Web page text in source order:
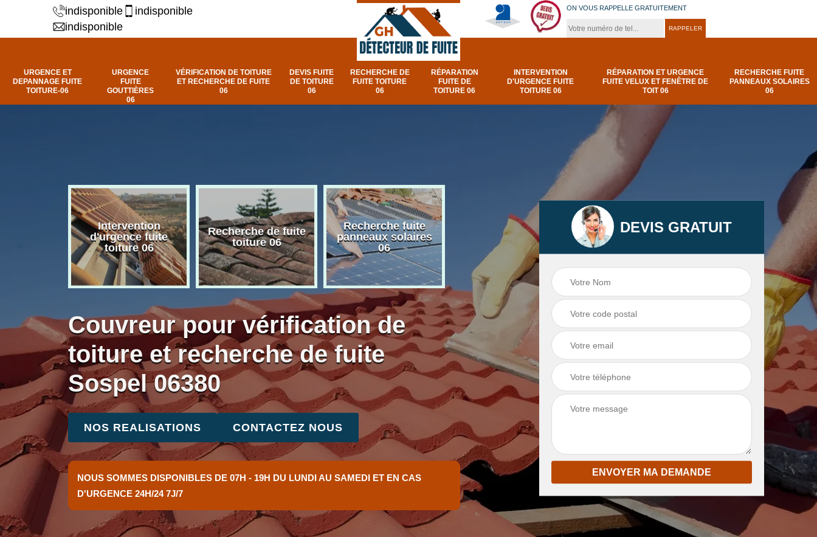
indisponible
indisponible
indisponible
ON VOUS RAPPELLE GRATUITEMENT
URGENCE ET
DEPANNAGE FUITE
TOITURE-06
URGENCE
FUITE
GOUTTIÈRES
06
VÉRIFICATION DE TOITURE
ET RECHERCHE DE FUITE
06
DEVIS FUITE
DE TOITURE
06
RECHERCHE DE
FUITE TOITURE
06
RÉPARATION
FUITE DE
TOITURE 06
INTERVENTION
D'URGENCE FUITE
TOITURE 06
RÉPARATION ET URGENCE
FUITE VELUX ET FENÊTRE DE
TOIT 06
RECHERCHE FUITE
PANNEAUX SOLAIRES
06
Intervention
d'urgence fuite
toiture 06
Recherche de fuite
toiture 06
Recherche fuite
panneaux solaires
06
Réparation et
urgence fuite velux
et fenêtre de toit 06
Réparation fuite de
Urgence et
depannage fuite
toiture-06
Couvreur pour vérification de
toiture et recherche de fuite
Sospel 06380
NOS REALISATIONS CONTACTEZ NOUS
NOUS SOMMES DISPONIBLES DE 07H - 19H DU LUNDI AU SAMEDI ET EN CAS
D'URGENCE 24H/24 7J/7
DEVIS GRATUIT